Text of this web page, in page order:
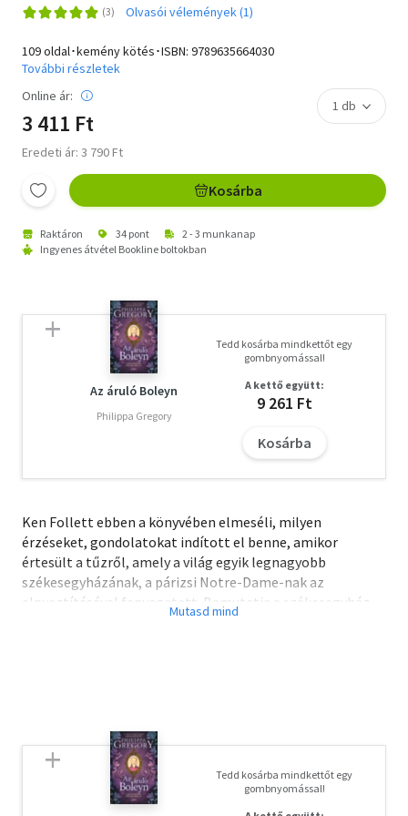
Olvasói vélemények (1)
109 oldal･kemény kötés･ISBN: 9789635664030
További részletek
Online ár:
3 411 Ft
Eredeti ár: 3 790 Ft
Kosárba
Raktáron 34 pont
2 - 3 munkanap
Ingyenes átvétel Bookline boltokban
Az áruló Boleyn
Philippa Gregory
Tedd kosárba mindkettőt egy
gombnyomással!
A kettő együtt:
9 261 Ft
Kosárba
Ken Follett ebben a könyvében elmeséli, milyen
érzéseket, gondolatokat indított el benne, amikor
értesült a tűzről, amely a világ egyik legnagyobb
székesegyházának, a párizsi Notre-Dame-nak az
elpusztításával fenyegetett. Bemutatja a székesegyház
történetét, az építéstől kezdve a történelem során
„A Notre-Dame Párizs csodálatos székesegyháza, az
európai civilizáció egyik csúcsteljesítménye lángokban
állt. A látvány megrázott és feldúlt minket. Engem a sírás
kerülgetett. Itt, a szemünk láttára semmisül meg valami,
Tedd kosárba mindkettőt egy
gombnyomással!